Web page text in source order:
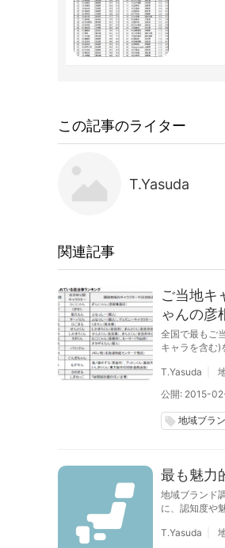
この記事のライター
T.Yasuda
関連記事
ご当地
ゃんの彦
全国で最もご
キャラを含む)
T.Yasuda
公開: 2015-
local_offer 地域ブラ
最も魅力
地域ブランド
に、認知度や
T.Yasuda